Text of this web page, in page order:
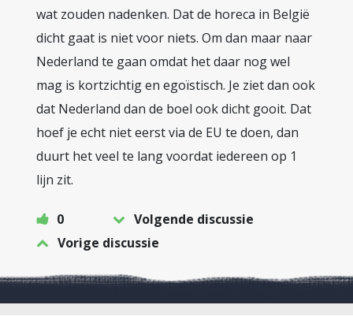
wat zouden nadenken. Dat de horeca in België
dicht gaat is niet voor niets. Om dan maar naar
Nederland te gaan omdat het daar nog wel
mag is kortzichtig en egoïstisch. Je ziet dan ook
dat Nederland dan de boel ook dicht gooit. Dat
hoef je echt niet eerst via de EU te doen, dan
duurt het veel te lang voordat iedereen op 1
lijn zit.
0
Volgende discussie
Vorige discussie